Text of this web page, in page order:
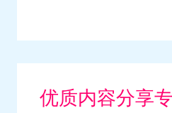
优质内容分享